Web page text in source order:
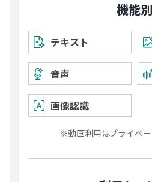
機能別
テキスト
音声
画像認識
※動画利用はプライベー